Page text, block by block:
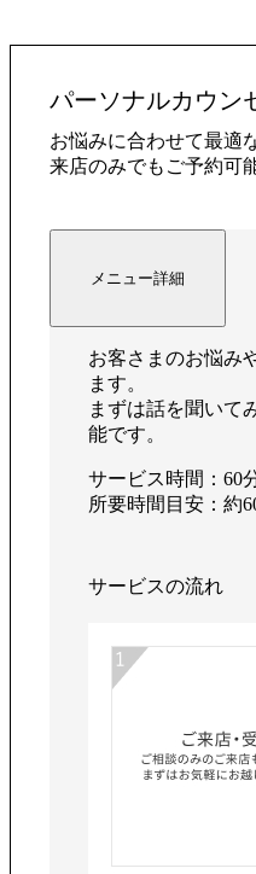
パーソナルカウン
お悩みに合わせて最適
来店のみでもご予約可
メニュー詳細
お客さまのお悩み
ます。
まずは話を聞いて
能です。
サービス時間：60
所要時間目安：約
サービスの流れ